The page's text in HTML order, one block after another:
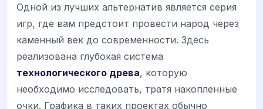
Одной из лучших альтернатив является серия
игр, где вам предстоит провести народ через
каменный век до современности. Здесь
реализована глубокая система
технологического древа, которую
необходимо исследовать, тратя накопленные
очки. Графика в таких проектах обычно